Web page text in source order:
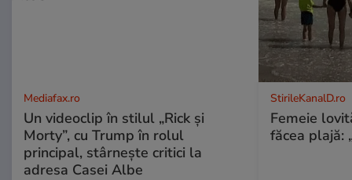
Mediafax.ro
Un videoclip în stilul „Rick și
Morty”, cu Trump în rolul
principal, stârnește critici la
adresa Casei Albe
StirileKanalD.ro
Femeie
făcea plajă: